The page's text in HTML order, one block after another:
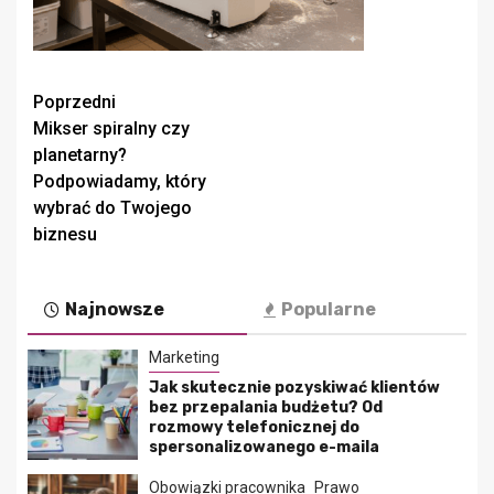
Zobacz
wpisy
Poprzedni
Mikser spiralny czy
planetarny?
Podpowiadamy, który
wybrać do Twojego
biznesu
Najnowsze Popularne
Marketing
Jak skutecznie pozyskiwać klientów
bez przepalania budżetu? Od
rozmowy telefonicznej do
spersonalizowanego e-maila
Obowiązki pracownika Prawo